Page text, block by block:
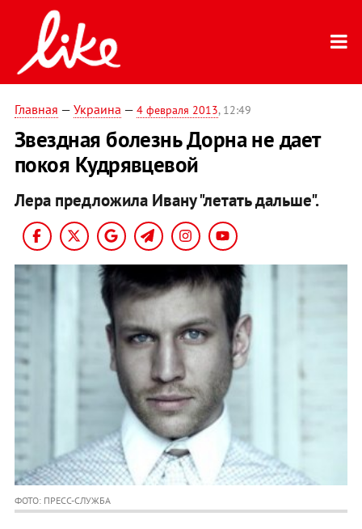
Главная — Украина — 4 февраля 2013, 12:49
Звездная болезнь Дорна не дает
покоя Кудрявцевой
Лера предложила Ивану "летать дальше".
ФОТО: ПРЕСС-СЛУЖБА